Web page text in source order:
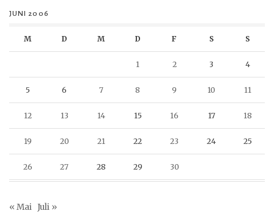
JUNI 2006
M D M D F S S
1 2 3 4
5 6 7 8 9 10 11
12 13 14 15 16 17 18
19 20 21 22 23 24 25
26 27 28 29 30
« Mai Juli »